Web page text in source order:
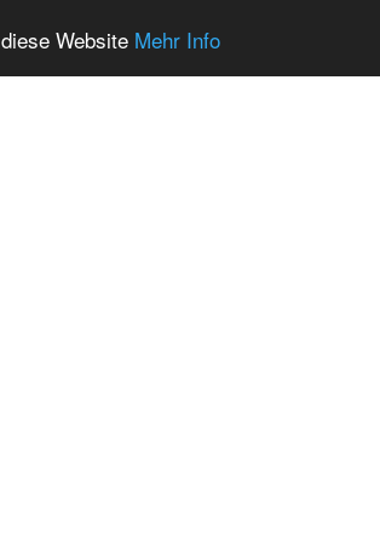
Website Mehr Info